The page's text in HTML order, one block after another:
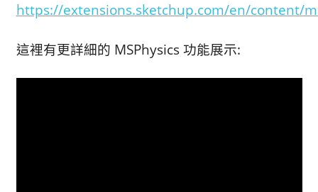
https://extensions.sketchup.com/en/content/
這裡有更詳細的 MSPhysics 功能展示: